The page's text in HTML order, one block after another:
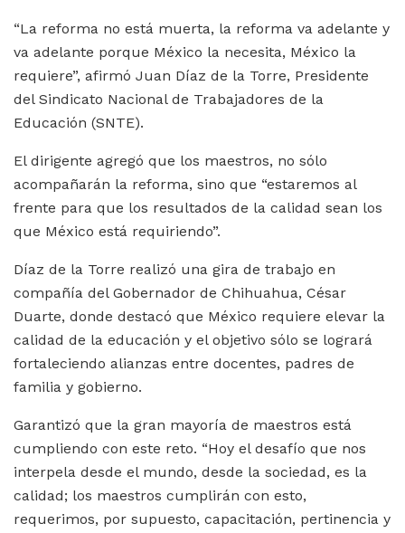
“La reforma no está muerta, la reforma va adelante y
va adelante porque México la necesita, México la
requiere”, afirmó Juan Díaz de la Torre, Presidente
del Sindicato Nacional de Trabajadores de la
Educación (SNTE).
El dirigente agregó que los maestros, no sólo
acompañarán la reforma, sino que “estaremos al
frente para que los resultados de la calidad sean los
que México está requiriendo”.
Díaz de la Torre realizó una gira de trabajo en
compañía del Gobernador de Chihuahua, César
Duarte, donde destacó que México requiere elevar la
calidad de la educación y el objetivo sólo se logrará
fortaleciendo alianzas entre docentes, padres de
familia y gobierno.
Garantizó que la gran mayoría de maestros está
cumpliendo con este reto. “Hoy el desafío que nos
interpela desde el mundo, desde la sociedad, es la
calidad; los maestros cumplirán con esto,
requerimos, por supuesto, capacitación, pertinencia y